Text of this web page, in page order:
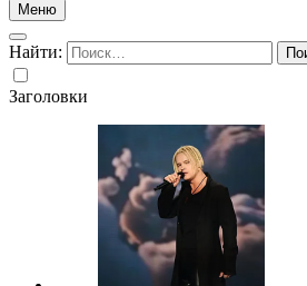
Меню
Найти:
Заголовки